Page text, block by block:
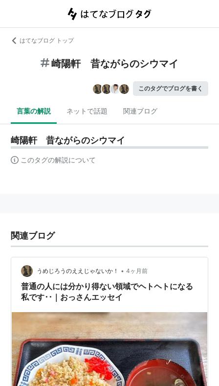
はてなブログ トップ
崎陽軒 昔ながらのシウマイ
このタグでブログを書く
言葉の解説 ネットで話題 関連ブログ
崎陽軒 昔ながらのシウマイ
このタグの解説について
関連ブログ
うめじろうのええじゃないか！ • 4ヶ月前
普通の人には分かり得ない領域でヘトヘトになる
私です･･｜おっさんエッセイ